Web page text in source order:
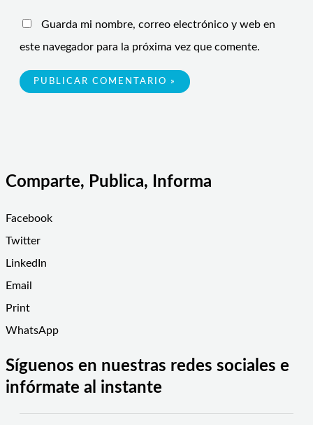
Guarda mi nombre, correo electrónico y web en
este navegador para la próxima vez que comente.
Comparte, Publica, Informa
Facebook
Twitter
LinkedIn
Email
Print
WhatsApp
Síguenos en nuestras redes sociales e
infórmate al instante